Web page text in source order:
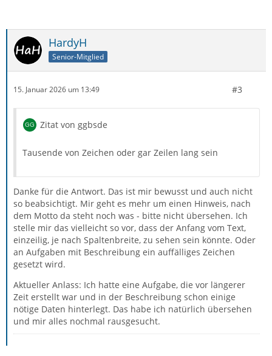
HardyH
Senior-Mitglied
15. Januar 2026 um 13:49 #3
Zitat von ggbsde
Tausende von Zeichen oder gar Zeilen lang sein
Danke für die Antwort. Das ist mir bewusst und auch nicht
so beabsichtigt. Mir geht es mehr um einen Hinweis, nach
dem Motto da steht noch was - bitte nicht übersehen. Ich
stelle mir das vielleicht so vor, dass der Anfang vom Text,
einzeilig, je nach Spaltenbreite, zu sehen sein könnte. Oder
an Aufgaben mit Beschreibung ein auffälliges Zeichen
gesetzt wird.
Aktueller Anlass: Ich hatte eine Aufgabe, die vor längerer
Zeit erstellt war und in der Beschreibung schon einige
nötige Daten hinterlegt. Das habe ich natürlich übersehen
und mir alles nochmal rausgesucht.